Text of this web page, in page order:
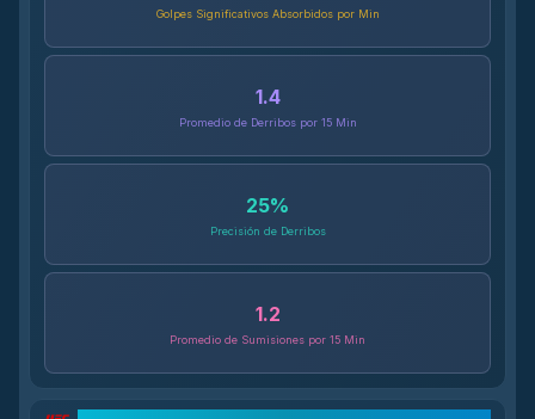
Golpes Significativos Absorbidos por Min
1.4
Promedio de Derribos por 15 Min
25%
Precisión de Derribos
1.2
Promedio de Sumisiones por 15 Min